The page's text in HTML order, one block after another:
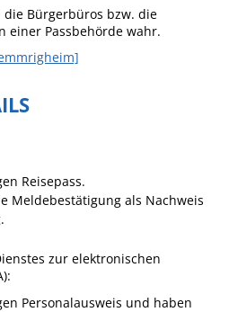
Netzmonitor der NetzeBW
Gemmrigheimer
Infokalender
RATHAUS
Öffnungszeiten
Kontakt
Bürgerbüros bzw. die
einer Passbehörde wahr.
Reisepass.
Meldebestätigung als Nachweis
zur elektronischen
Personalausweis und haben